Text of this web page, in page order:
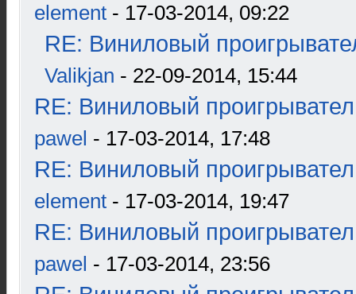
element - 17-03-2014, 09:22
RE: Виниловый
Valikjan - 22-09-2014, 15:44
RE: Виниловый
pawel - 17-03-2014, 17:48
RE: Виниловый
element - 17-03-2014, 19:47
RE: Виниловый
pawel - 17-03-2014, 23:56